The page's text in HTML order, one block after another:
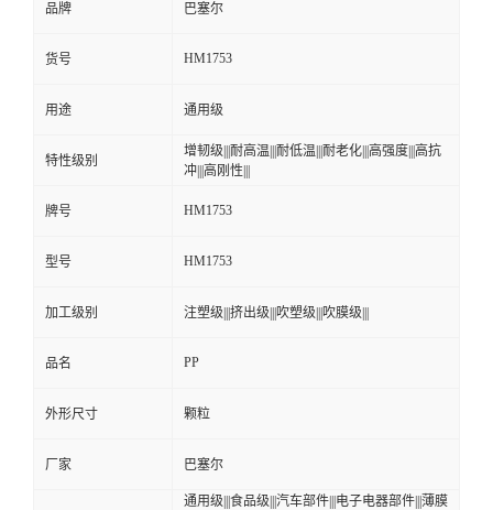
品牌 巴塞尔
货号 HM1753
用途 通用级
特性级别
增韧级|||耐高温|||耐低温|||耐老化|||高强度|||高抗
冲|||高刚性|||
牌号 HM1753
型号 HM1753
加工级别 注塑级|||挤出级|||吹塑级|||吹膜级|||
品名 PP
外形尺寸 颗粒
厂家 巴塞尔
通用级|||食品级|||汽车部件|||电子电器部件|||薄膜